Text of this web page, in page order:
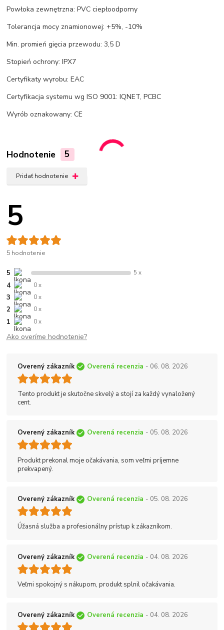
Powłoka zewnętrzna: PVC ciepłoodporny
Tolerancja mocy znamionowej: +5%, -10%
Min. promień gięcia przewodu: 3,5 D
Stopień ochrony: IPX7
Certyfikaty wyrobu: EAC
Certyfikacja systemu wg ISO 9001: IQNET, PCBC
Wyrób oznakowany: CE
Hodnotenie 5
Pridať hodnotenie
5
5 hodnotenie
5 5 x
4 0 x
3 0 x
2 0 x
1 0 x
Ako overíme hodnotenie?
Overený zákazník Overená recenzia - 06. 08. 2026
Tento produkt je skutočne skvelý a stojí za každý vynaložený
cent.
Overený zákazník Overená recenzia - 05. 08. 2026
Produkt prekonal moje očakávania, som veľmi príjemne
prekvapený.
Overený zákazník Overená recenzia - 05. 08. 2026
Úžasná služba a profesionálny prístup k zákazníkom.
Overený zákazník Overená recenzia - 04. 08. 2026
Veľmi spokojný s nákupom, produkt splnil očakávania.
Overený zákazník Overená recenzia - 04. 08. 2026